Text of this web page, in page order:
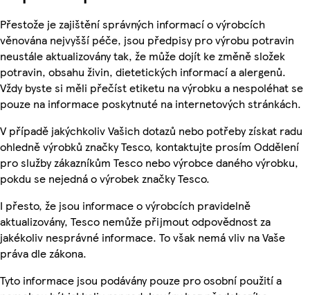
Přestože je zajištění správných informací o výrobcích
věnována nejvyšší péče, jsou předpisy pro výrobu potravin
neustále aktualizovány tak, že může dojít ke změně složek
potravin, obsahu živin, dietetických informací a alergenů.
Vždy byste si měli přečíst etiketu na výrobku a nespoléhat se
pouze na informace poskytnuté na internetových stránkách.
V případě jakýchkoliv Vašich dotazů nebo potřeby získat radu
ohledně výrobků značky Tesco, kontaktujte prosím Oddělení
pro služby zákazníkům Tesco nebo výrobce daného výrobku,
pokdu se nejedná o výrobek značky Tesco.
I přesto, že jsou informace o výrobcích pravidelně
aktualizovány, Tesco nemůže přijmout odpovědnost za
jakékoliv nesprávné informace. To však nemá vliv na Vaše
práva dle zákona.
Tyto informace jsou podávány pouze pro osobní použití a